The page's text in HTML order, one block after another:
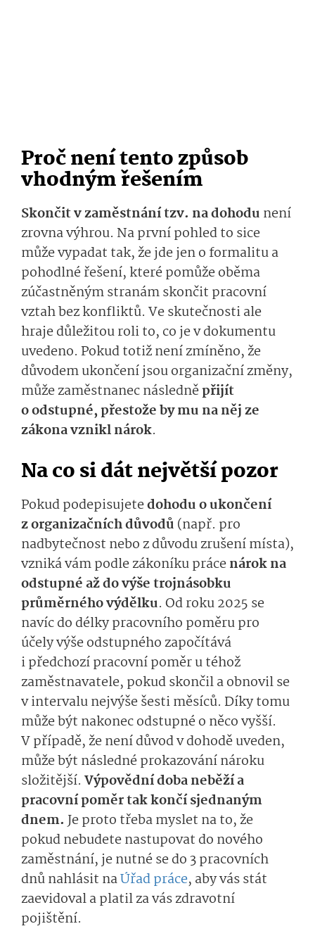
Proč není tento způsob
vhodným řešením
Skončit v zaměstnání tzv. na dohodu není
zrovna výhrou. Na první pohled to sice
může vypadat tak, že jde jen o formalitu a
pohodlné řešení, které pomůže oběma
zúčastněným stranám skončit pracovní
vztah bez konfliktů. Ve skutečnosti ale
hraje důležitou roli to, co je v dokumentu
uvedeno. Pokud totiž není zmíněno, že
důvodem ukončení jsou organizační změny,
může zaměstnanec následněpřijít
o odstupné, přestože by mu na něj ze
zákona vznikl nárok.
Na co si dát největší pozor
Pokud podepisujetedohodu o ukončení
z organizačních důvodů (např. pro
nadbytečnost nebo z důvodu zrušení místa),
vzniká vám podle zákoníku prácenárok na
odstupné až do výše trojnásobku
průměrného výdělku. Od roku 2025 se
navíc do délky pracovního poměru pro
účely výše odstupného započítává
i předchozí pracovní poměr u téhož
zaměstnavatele, pokud skončil a obnovil se
v intervalu nejvýše šesti měsíců. Díky tomu
může být nakonec odstupné o něco vyšší.
V případě, že není důvod v dohodě uveden,
může být následné prokazování nároku
složitější. Výpovědní doba neběží a
pracovní poměr tak končí sjednaným
dnem.Je proto třeba myslet na to, že
pokud nebudete nastupovat do nového
zaměstnání, je nutné se do 3 pracovních
dnů nahlásit naÚřad práce, aby vás stát
zaevidoval a platil za vás zdravotní
pojištění.